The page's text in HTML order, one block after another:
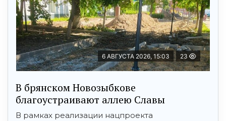
6 АВГУСТА 2026, 15:03 23
В брянском Новозыбкове
благоустраивают аллею Славы
В рамках реализации нацпроекта